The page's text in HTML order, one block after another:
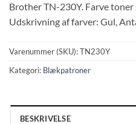
Brother TN-230Y. Farve toner
Udskrivning af farver: Gul,
Varenummer (SKU):TN230Y
Kategori: Blækpatroner
BESKRIVELSE